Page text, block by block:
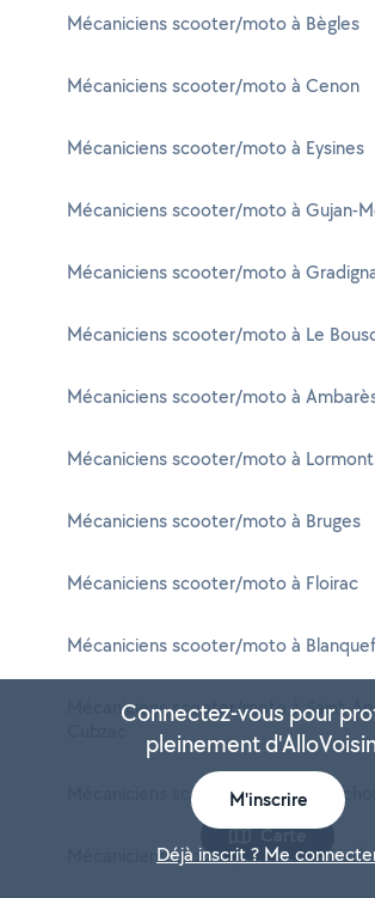
Mécaniciens scooter/moto à Bègles
Mécaniciens scooter/moto à Cenon
Mécaniciens scooter/moto à Eysines
Mécaniciens scooter/moto à Gujan-
Mécaniciens scooter/moto à
Mécaniciens scooter/moto à Le
Mécaniciens scooter/moto à
Mécaniciens scooter/moto à Lormont
Mécaniciens scooter/moto à Bruges
Mécaniciens scooter/moto à Floirac
Mécaniciens scooter/moto à
Mécaniciens scooter/moto à Saint-
Mécaniciens scooter/moto à Arcachon
Mécaniciens scooter/moto à Le
Carte
Connectez-vous pour
pleinement
M'inscrire
Déjà inscrit ? Me